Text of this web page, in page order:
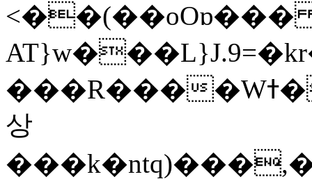
���R����Wߙ���o�O���ӯ��������?
상